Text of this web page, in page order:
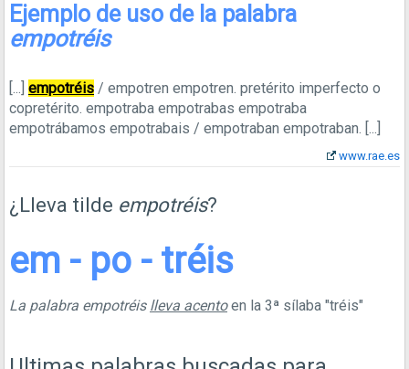
Ejemplo de uso de la palabra
empotréis
[...] empotréis / empotren empotren. pretérito imperfecto o
copretérito. empotraba empotrabas empotraba
empotrábamos empotrabais / empotraban empotraban. [...]
www.rae.es
¿Lleva tilde empotréis?
em - po - tréis
La palabra empotréis lleva acentoen la 3ª sílaba "tréis"